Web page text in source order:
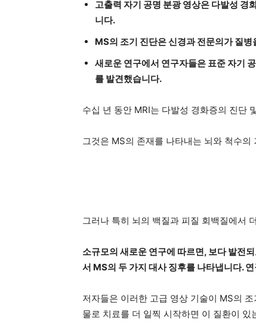
고출력 자기 공명 분광 영상은 다발성 경
니다.
MS의 조기 진단은 신경과 전문의가 질
새로운 연구에서 연구자들은 표준 자기
를 발견했습니다.
수십 년 동안 MRI는 다발성 경화증의 진단
그것은 MS의 존재를 나타내는 뇌와 척수
그러나 특히 뇌의 백질과 피질 회백질에서
소규모의 새로운 연구에 따르면, 보다 발전
서 MS의 두 가지 대사 징후를 나타냅니다.
저자들은 이러한 고급 영상 기술이 MS의
물로 치료를 더 일찍 시작하면 이 질환이